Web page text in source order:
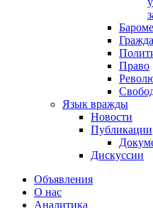
Право
Язык вражды
Новости
Публикации
Дискуссии
Объявления
О нас
Аналитика